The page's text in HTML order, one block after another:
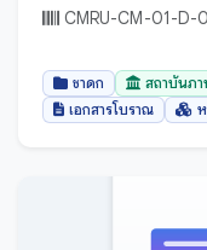
ปทุมธานี
ประเทศเมียน
ปราจีนบุรี
CMRU-CM-01-D-
ชาดก
สถาบันภา
เอกสารโบราณ